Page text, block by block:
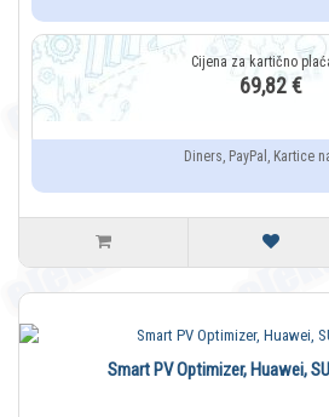
69,82 €
Diners, PayPal, Kartice
Smart PV Optimizer, Huawei,